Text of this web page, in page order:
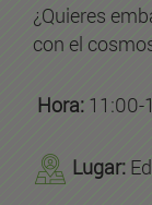
¿Quieres
con el
Hora: 11:00-
Lugar: